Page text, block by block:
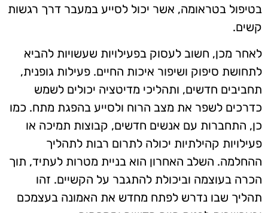
בטיפול בטראומה, אשר יכול לסייע במעבר דרך רגשות
קשים.
לאחר מכן, חשוב לעסוק בפעילויות שעשויות להביא
לתחושת סיפוק ושיפור איכות החיים. פעילות גופנית,
תחביבים חדשים, ותהליכי מדיטציה יכולים לשמש
כדרכים לשפר את מצב הרוח ולסייע בהפגת מתח. כמו
כן, התחברות עם אנשים חדשים, קבוצות תמיכה או
פעילויות קהילתיות יכולה לתרום רבות לתהליך
ההחלמה. השלב האחרון הוא בניית מטרות לעתיד, תוך
הכרה בעוצמה וביכולת להתגבר על הקשיים. זהו
תהליך שבו נדרש לפתח מחדש את האמונה בעצמכם